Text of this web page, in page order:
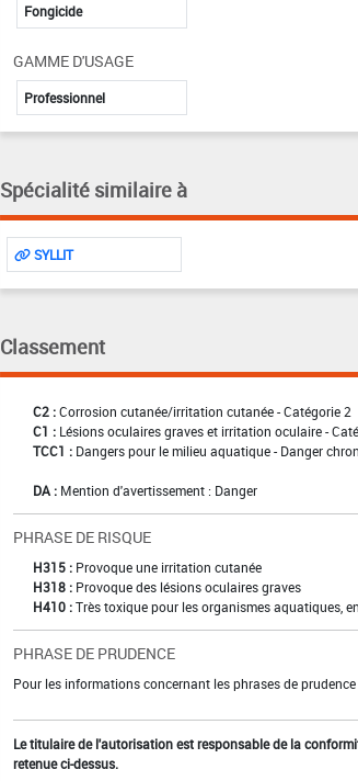
Fongicide
GAMME D'USAGE
Professionnel
Spécialité similaire à
SYLLIT
Classement
C2 : Corrosion cutanée/irritation cutanée - Catégorie 2
C1 : Lésions oculaires graves et irritation oculaire -
TCC1 : Dangers pour le milieu aquatique - Danger
DA : Mention d'avertissement : Danger
PHRASE DE RISQUE
H315 : Provoque une irritation cutanée
H318 : Provoque des lésions oculaires graves
H410 : Très toxique pour les organismes aquatiques,
PHRASE DE PRUDENCE
Pour les informations concernant les phrases de
Le titulaire de l'autorisation est responsable de la
retenue ci-dessus.